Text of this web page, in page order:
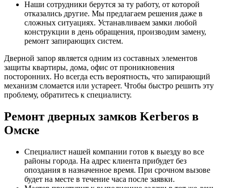
Наши сотрудники берутся за ту работу, от которой
отказались другие. Мы предлагаем решения даже в
сложных ситуациях. Устанавливаем замки любой
конструкции в день обращения, производим замену,
ремонт запирающих систем.
Дверной запор является одним из составных элементов
защиты квартиры, дома, офис от проникновения
посторонних. Но всегда есть вероятность, что запирающий
механизм сломается или устареет. Чтобы быстро решить эту
проблему, обратитесь к специалисту.
Ремонт дверных замков Kerberos в
Омске
Специалист нашей компании готов к выезду во все
районы города. На адрес клиента прибудет без
опоздания в назначенное время. При срочном вызове
будет на месте в течение часа после заявки.